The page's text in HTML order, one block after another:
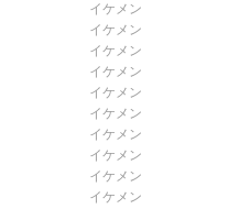
イケメン
イケメン
イケメン
イケメン
イケメン
イケメン
イケメン
イケメン
イケメン
イケメン